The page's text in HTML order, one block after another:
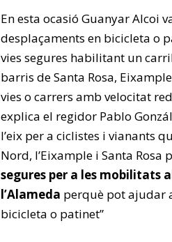
En esta ocasió Guanyar Alcoi
desplaçaments en bicicleta o
vies segures habilitant un
barris de Santa Rosa,
vies o carrers amb velocitat
explica el regidor Pablo
l’eix per a ciclistes i vianants
Nord, l’Eixample i Santa Rosa
segures per a les mobilitats
l’Alameda perquè pot ajudar
bicicleta o patinet”